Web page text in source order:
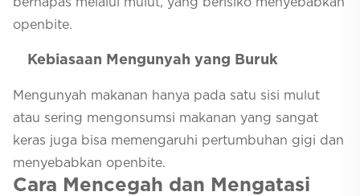
openbite.
Kebiasaan Mengunyah yang Buruk
Mengunyah makanan hanya pada satu sisi mulut
atau sering mengonsumsi makanan yang sangat
keras juga bisa memengaruhi pertumbuhan gigi dan
menyebabkan openbite.
Cara Mencegah dan Mengatasi